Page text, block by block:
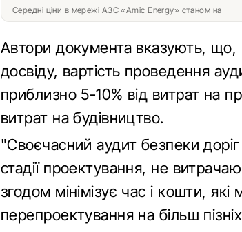
Середні ціни в мережі АЗС «Amic Energy» станом на
Автори документа вказують, що,
досвіду, вартість проведення
приблизно 5-10% від витрат на
витрат на будівництво.
"Своєчасний аудит безпеки
стадії проектування, не
згодом мінімізує час і кошти,
перепроектування на більш